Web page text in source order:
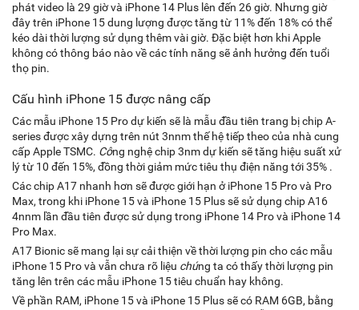
phát video là 29 giờ và iPhone 14 Plus lên đến 26 giờ. Nhưng giờ
đây trên iPhone 15 dung lượng được tăng từ 11% đến 18% có thể
kéo dài thời lượng sử dụng thêm vài giờ. Đặc biệt hơn khi Apple
không có thông báo nào về các tính năng sẽ ảnh hưởng đến tuổi
thọ pin.
Cấu hình iPhone 15 được nâng cấp
Các mẫu iPhone 15 Pro dự kiến ​​sẽ là mẫu đầu tiên trang bị chip A-
series được xây dựng trên nút 3nnm thế hệ tiếp theo của nhà cung
cấp Apple TSMC. Công nghệ chip 3nm dự kiến ​​sẽ tăng hiệu suất xử
lý từ 10 đến 15%, đồng thời giảm mức tiêu thụ điện năng tới 35% .
Các chip A17 nhanh hơn sẽ được giới hạn ở iPhone 15 Pro và Pro
Max, trong khi iPhone 15 và iPhone 15 Plus sẽ sử dụng chip A16
4nnm lần đầu tiên được sử dụng trong iPhone 14 Pro và iPhone 14
Pro Max.
A17 Bionic sẽ mang lại sự cải thiện về thời lượng pin cho các mẫu
iPhone 15 Pro và vẫn chưa rõ liệu chúng ta có thấy thời lượng pin
tăng lên trên các mẫu iPhone 15 tiêu chuẩn hay không.
Về phần RAM, iPhone 15 và iPhone 15 Plus ​​sẽ có RAM 6GB, bằng